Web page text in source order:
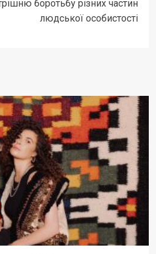
боротьбу різних частин
людської особистості